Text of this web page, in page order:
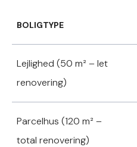
BOLIGTYPE
Lejlighed (50 m² – let
renovering)
Parcelhus (120 m² –
total renovering)